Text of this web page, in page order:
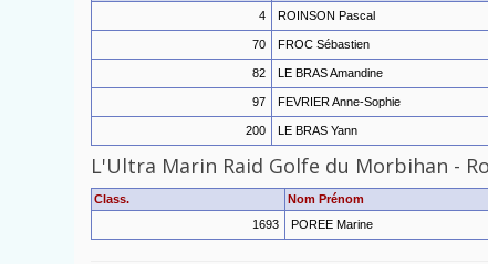
4
ROINSON Pascal
70 FROC Sébastien
82 LE BRAS Amandine
97 FEVRIER Anne-Sophie
200 LE BRAS Yann
L'Ultra Marin Raid Golfe du Morbihan -
Class. Nom Prénom
1693
POREE Marine